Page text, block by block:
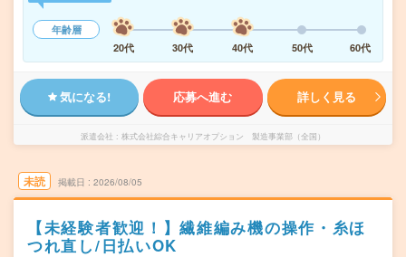
年齢層
20代
30代 40代 50代 60代
気になる! 応募へ進む 詳しく見る
派遣会社 株式会社綜合キャリアオプション 製造事業部（全国）
未読 掲載日 2026/08/05
【未経験者歓迎！】繊維編み機の操作・糸ほ
つれ直し/日払いOK